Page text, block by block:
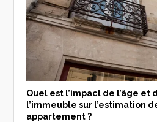
Quel est l’impact de l’âge et
l’immeuble sur l’estimation
appartement ?